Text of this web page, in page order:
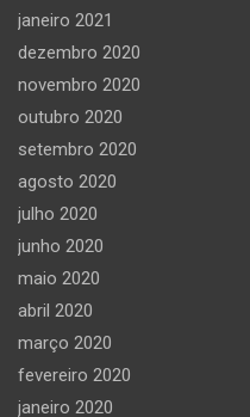
janeiro 2021
dezembro 2020
novembro 2020
outubro 2020
setembro 2020
agosto 2020
julho 2020
junho 2020
maio 2020
abril 2020
março 2020
fevereiro 2020
janeiro 2020